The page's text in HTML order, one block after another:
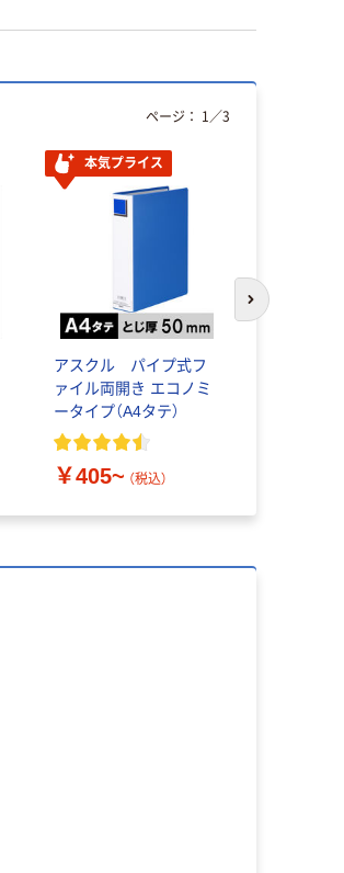
本気プライス
アスクル パイプ式フ
ァイル両開き エコノミ
ータイプ（A4タテ）
￥405~ （税込）
ページ： 1 ／3
次のスライド